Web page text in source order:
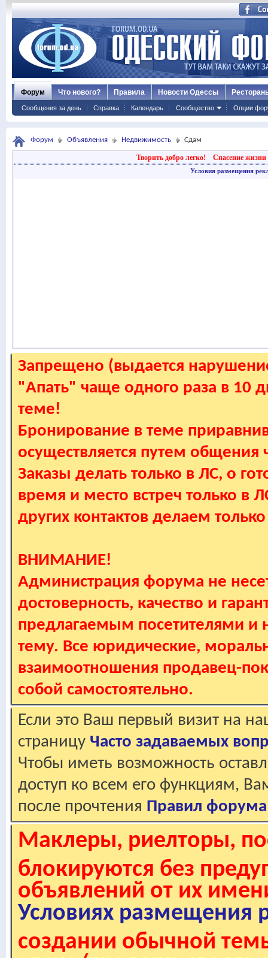
Форум
Сообщения за день Справка Календарь Сообщество Опции
Что нового? Правила Новости Одессы
Форум Объявления Недвижимость Сдам
Творить добро легко! Спасение жизни
Условия размещения
Запрещено (выдается
"Апать" чаще одного раза в 10
теме!
Бронирование в теме
осуществляется путем
Заказы делать только в ЛС, о
время и место встреч только в
других контактов делаем
ВНИМАНИЕ!
Администрация форума не
достоверность, качество и
предлагаемым посетителями и
тему. Все юридические,
взаимоотношения продавец-
собой самостоятельно.
Если это Ваш первый визит на
страницу Часто задаваемых
Чтобы иметь возможность
доступ ко всем его функциям,
после прочтения Правил форума
Маклеры, риелторы,
блокируются без
объявлений от их
Условиях размещения
создании обычной